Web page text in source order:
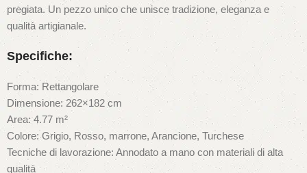
pregiata. Un pezzo unico che unisce tradizione, eleganza e
qualità artigianale.
Specifiche:
Forma: Rettangolare
Dimensione: 262×182 cm
Area: 4.77 m²
Colore: Grigio, Rosso, marrone, Arancione, Turchese
Tecniche di lavorazione: Annodato a mano con materiali di alta
qualità